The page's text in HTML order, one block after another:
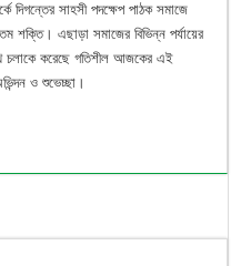
দিগন্তের সাহসী পদক্ষেপ পাঠক সমাজে
শক্তি। এছাড়া সমাজের বিভিন্ন পর্যায়ের
চলাকে করেছে গতিশীল আজকের এই
ও শুভেচ্ছা।